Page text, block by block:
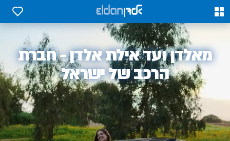
0
0
אלדן
מאלדן ועד אילת אלדן - חברת
הרכב של ישראל